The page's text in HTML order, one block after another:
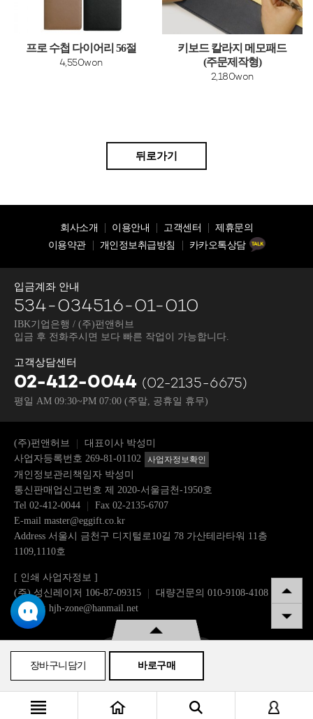
프로 수첩 다이어리 56절
4,550won
키보드 칼라지 메모패드
(주문제작형)
2,180won
뒤로가기
장바구니담기 바로구매
구매수량
인쇄방법
회사소개 이용안내 고객센터
제휴문의
이용약관
개인정보취급방침 카카오톡상담
입금계좌 안내
534-034516-01-010
IBK기업은행 / (주)펀앤허브
입금 후 전화주시면 보다 빠른 작업이 가능합니다.
고객상담센터
02-412-0044 (02-2135-6675)
평일 AM 09:30~PM 07:00 (주말, 공휴일 휴무)
(주)펀앤허브
대표이사 박성미
사업자등록번호 269-81-01102
사업자정보확인
개인정보관리책임자 박성미
통신판매업신고번호 제 2020-서울금천-1950호
Tel 02-412-0044
Fax 02-2135-6707
E-mail master@eggift.co.kr
Address 서울시 금천구 디지털로10길 78 가산테라타워 11층
1109,1110호
[ 인쇄 사업자정보 ]
(주) 성신레이저 106-87-09315
대량건문의 010-9108-4108
이메일: hjh-zone@hanmail.net